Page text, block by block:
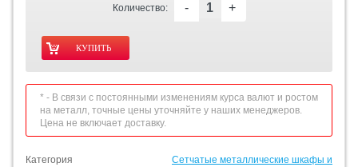
Количество: - +
* - В связи с постоянными изменениям курса валют и ростом
на металл, точные цены уточняйте у наших менеджеров.
Цена не включает доставку.
Категория
Сетчатые металлические шкафы и